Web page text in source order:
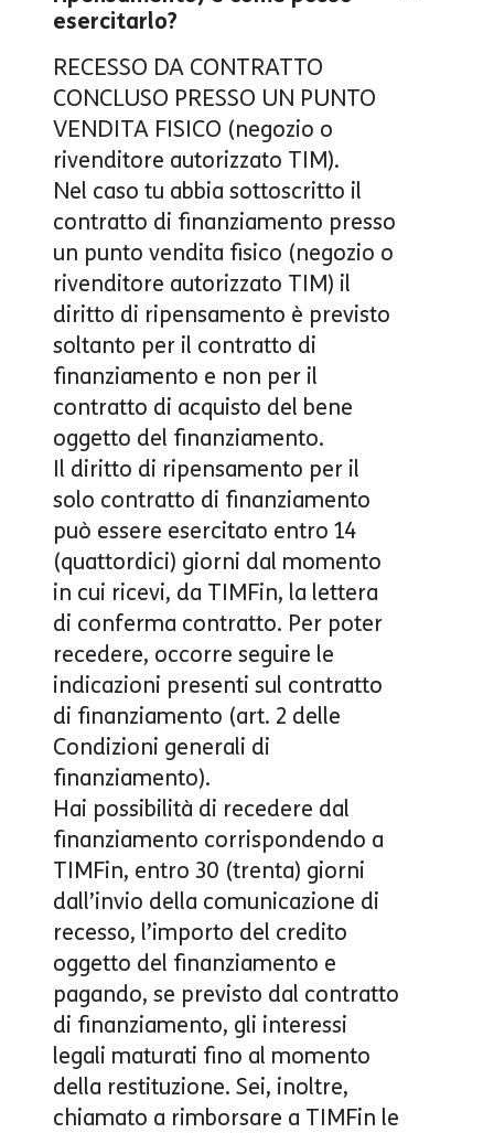
esercitarlo?
RECESSO DA CONTRATTO
CONCLUSO PRESSO UN PUNTO
VENDITA FISICO (negozio o
rivenditore autorizzato TIM).
Nel caso tu abbia sottoscritto il
contratto di finanziamento presso
un punto vendita fisico (negozio o
rivenditore autorizzato TIM) il
diritto di ripensamento è previsto
soltanto per il contratto di
finanziamento e non per il
contratto di acquisto del bene
oggetto del finanziamento.
Il diritto di ripensamento per il
solo contratto di finanziamento
può essere esercitato entro 14
(quattordici) giorni dal momento
in cui ricevi, da TIMFin, la lettera
di conferma contratto. Per poter
recedere, occorre seguire le
indicazioni presenti sul contratto
di finanziamento (art. 2 delle
Condizioni generali di
finanziamento).
Hai possibilità di recedere dal
finanziamento corrispondendo a
TIMFin, entro 30 (trenta) giorni
dall’invio della comunicazione di
recesso, l’importo del credito
oggetto del finanziamento e
pagando, se previsto dal contratto
di finanziamento, gli interessi
legali maturati fino al momento
della restituzione. Sei, inoltre,
chiamato a rimborsare a TIMFin le